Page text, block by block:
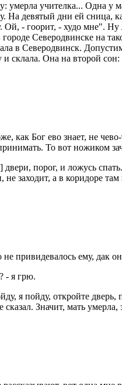
умерла учителка... Одна у
На девятый дни ей сница,
Ой, - гоорит, - худо мне".
Северодвинске на
в Северодвинск.
склала. Она на второй
как Бог ево знает, не
То вот ножиком
порог, и ложусь
не заходит, а в коридоре
не привидевалось ему, дак
- я грю.
я пойду, откройте
Значит, мать